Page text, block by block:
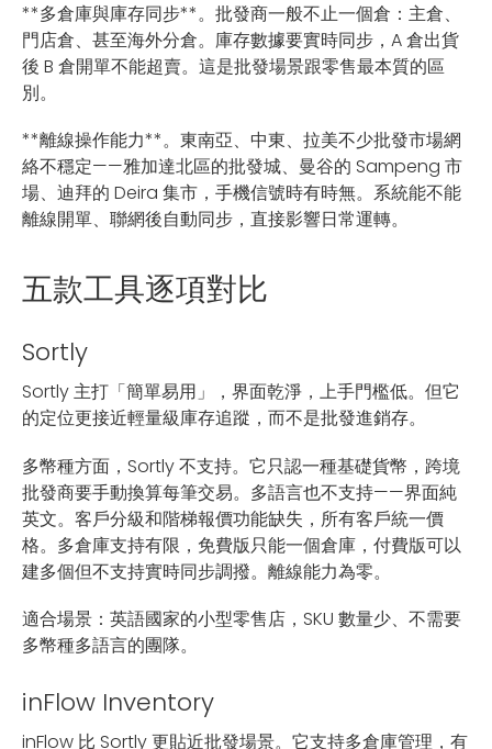
**多倉庫與庫存同步**。批發商一般不止一個倉：主倉、
門店倉、甚至海外分倉。庫存數據要實時同步，A 倉出貨
後 B 倉開單不能超賣。這是批發場景跟零售最本質的區
別。
**離線操作能力**。東南亞、中東、拉美不少批發市場網
絡不穩定——雅加達北區的批發城、曼谷的 Sampeng 市
場、迪拜的 Deira 集市，手機信號時有時無。系統能不能
離線開單、聯網後自動同步，直接影響日常運轉。
五款工具逐項對比
Sortly
Sortly 主打「簡單易用」，界面乾淨，上手門檻低。但它
的定位更接近輕量級庫存追蹤，而不是批發進銷存。
多幣種方面，Sortly 不支持。它只認一種基礎貨幣，跨境
批發商要手動換算每筆交易。多語言也不支持——界面純
英文。客戶分級和階梯報價功能缺失，所有客戶統一價
格。多倉庫支持有限，免費版只能一個倉庫，付費版可以
建多個但不支持實時同步調撥。離線能力為零。
適合場景：英語國家的小型零售店，SKU 數量少、不需要
多幣種多語言的團隊。
inFlow Inventory
inFlow 比 Sortly 更貼近批發場景。它支持多倉庫管理，有